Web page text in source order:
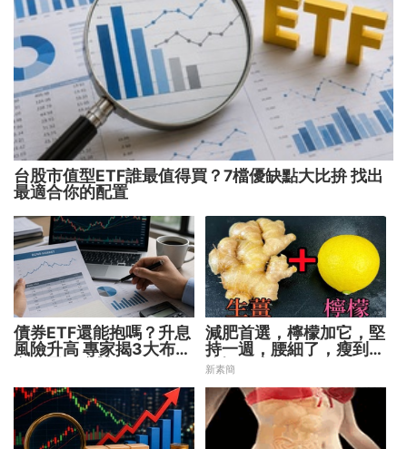
台股市值型ETF誰最值得買？7檔優缺點大比拚 找出
最適合你的配置
債券ETF還能抱嗎？升息
風險升高 專家揭3大布局
減肥首選，檸檬加它，堅
持一週，腰細了，瘦到你
懷疑人生
新素簡